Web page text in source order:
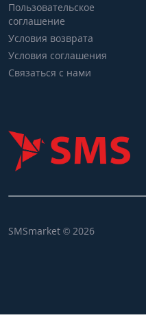
Пользовательское
соглашение
Условия возврата
Условия соглашения
Связаться с нами
SMSmarket © 2026